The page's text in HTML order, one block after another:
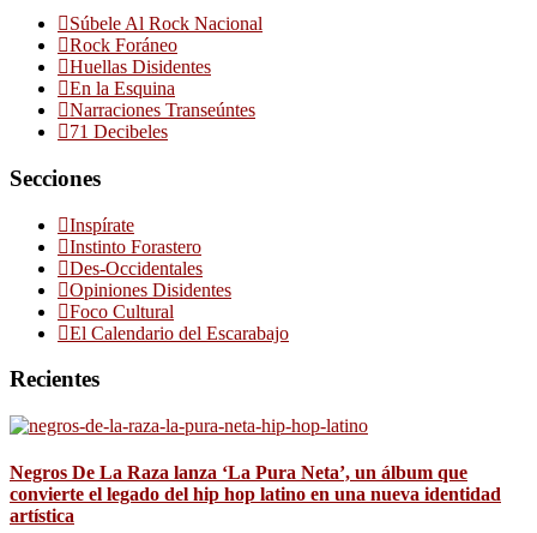
Súbele Al Rock Nacional
Rock Foráneo
Huellas Disidentes
En la Esquina
Narraciones Transeúntes
71 Decibeles
Secciones
Inspírate
Instinto Forastero
Des-Occidentales
Opiniones Disidentes
Foco Cultural
El Calendario del Escarabajo
Recientes
Negros De La Raza lanza ‘La Pura Neta’, un álbum que
convierte el legado del hip hop latino en una nueva identidad
artística